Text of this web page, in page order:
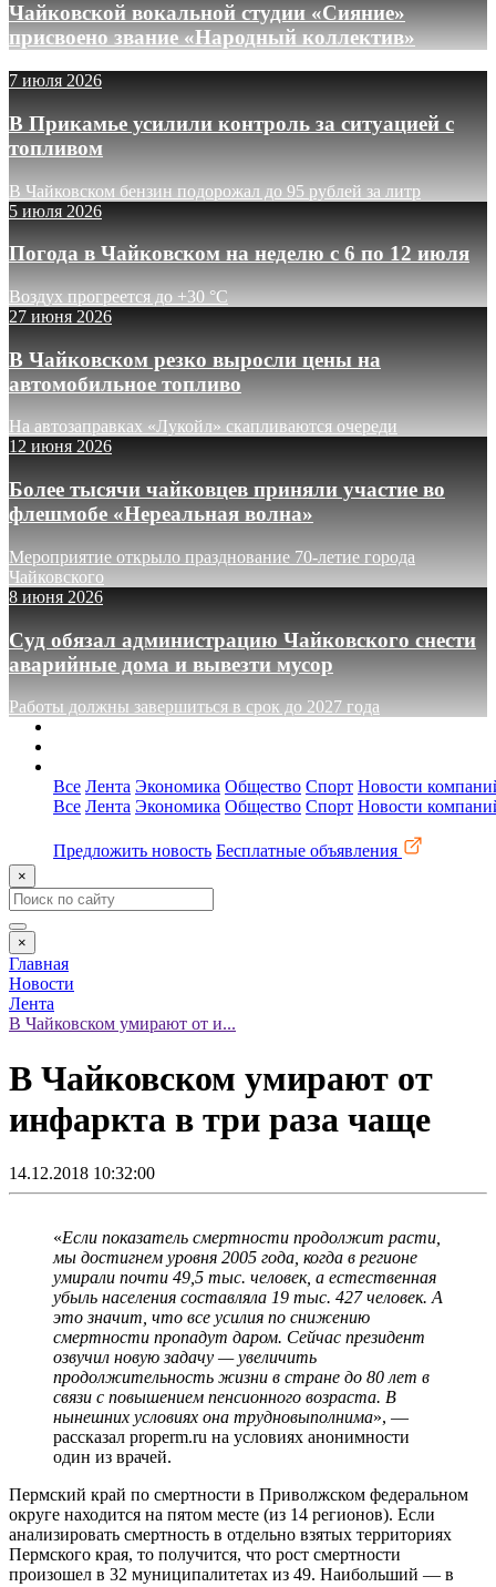
Чайковской вокальной студии «Сияние»
присвоено звание «Народный коллектив»
7 июля 2026
В Прикамье усилили контроль за ситуацией с
топливом
В Чайковском бензин подорожал до 95 рублей за литр
5 июля 2026
Погода в Чайковском на неделю с 6 по 12 июля
Воздух прогреется до +30 °C
27 июня 2026
В Чайковском резко выросли цены на
автомобильное топливо
На автозаправках «Лукойл» скапливаются очереди
12 июня 2026
Более тысячи чайковцев приняли участие во
флешмобе «Нереальная волна»
Мероприятие открыло празднование 70-летие города
Чайковского
8 июня 2026
Суд обязал администрацию Чайковского снести
аварийные дома и вывезти мусор
Работы должны завершиться в срок до 2027 года
Все Лента Экономика Общество Спорт Новости
Все Лента Экономика Общество Спорт Новости
Предложить новость Бесплатные объявления
×
×
Главная
Новости
Лента
В Чайковском умирают от и...
В Чайковском умирают от
инфаркта в три раза чаще
14.12.2018 10:32:00
«Если показатель смертности продолжит расти,
мы достигнем уровня 2005 года, когда в регионе
умирали почти 49,5 тыс. человек, а естественная
убыль населения составляла 19 тыс. 427 человек. А
это значит, что все усилия по снижению
смертности пропадут даром. Сейчас президент
озвучил новую задачу — увеличить
продолжительность жизни в стране до 80 лет в
связи с повышением пенсионного возраста. В
нынешних условиях она трудновыполнима», —
рассказал properm.ru на условиях анонимности
один из врачей.
Пермский край по смертности в Приволжском федеральном
округе находится на пятом месте (из 14 регионов). Если
анализировать смертность в отдельно взятых территориях
Пермского края, то получится, что рост смертности
произошел в 32 муниципалитетах из 49. Наибольший — в